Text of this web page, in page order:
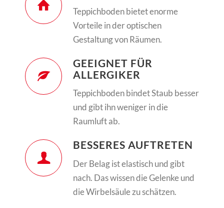
Teppichboden bietet enorme
Vorteile in der optischen
Gestaltung von Räumen.
GEEIGNET FÜR
ALLERGIKER
Teppichboden bindet Staub besser
und gibt ihn weniger in die
Raumluft ab.
BESSERES AUFTRETEN
Der Belag ist elastisch und gibt
nach. Das wissen die Gelenke und
die Wirbelsäule zu schätzen.